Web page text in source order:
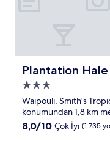
Plantation Hale
Plantation Hale
3.0
yıldızlı
konaklama
yeri
Waipouli, Smith's
konumundan 1,8 km
10
8,0/10 Çok İyi (1.735